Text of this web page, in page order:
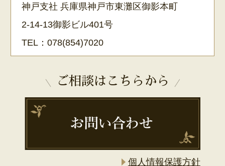
神戸支社 兵庫県神戸市東灘区御影本町
2-14-13御影ビル401号
TEL：078(854)7020
ご相談はこちらから
個人情報保護方針